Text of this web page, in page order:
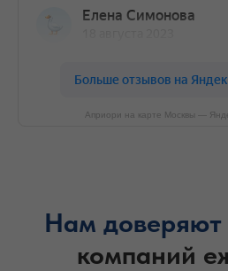
Априори на карте Москвы —
Нам доверяют
компаний